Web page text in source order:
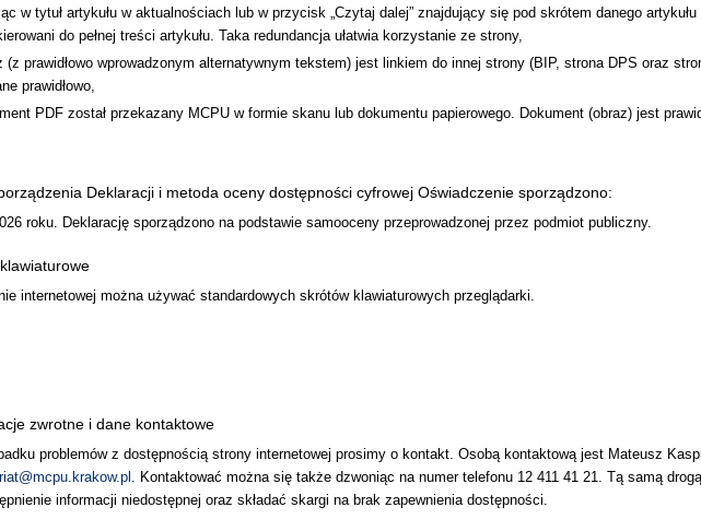
w tytuł artykułu w aktualnościach lub w przycisk „Czytaj dalej” znajdujący się pod skrótem danego
do pełnej treści artykułu. Taka redundancja ułatwia korzystanie ze strony,
(z prawidłowo wprowadzonym alternatywnym tekstem) jest linkiem do innej strony (BIP, strona DPS oraz
prawidłowo,
PDF został przekazany MCPU w formie skanu lub dokumentu papierowego. Dokument (obraz) jest
Deklaracji i metoda oceny dostępności cyfrowej Oświadczenie sporządzono:
roku. Deklarację sporządzono na podstawie samooceny przeprowadzonej przez podmiot publiczny.
internetowej można używać standardowych skrótów klawiaturowych przeglądarki.
zwrotne i dane kontaktowe
problemów z dostępnością strony internetowej prosimy o kontakt. Osobą kontaktową jest Mateusz
. Kontaktować można się także dzwoniąc na numer telefonu 12 411 41 21
. Tą samą
informacji niedostępnej oraz składać skargi na brak zapewnienia dostępności.